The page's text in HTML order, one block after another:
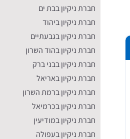
חברת ניקיון בבת ים
חברת ניקיון ביהוד
חברת ניקיון בגבעתיים
חברת ניקיון בהוד השרון
חברת ניקיון בבני ברק
חברת ניקיון באריאל
חברת ניקיון ברמת השרון
חברת ניקיון בכרמיאל
חברת ניקיון במודיעין
חברת ניקיון בעפולה